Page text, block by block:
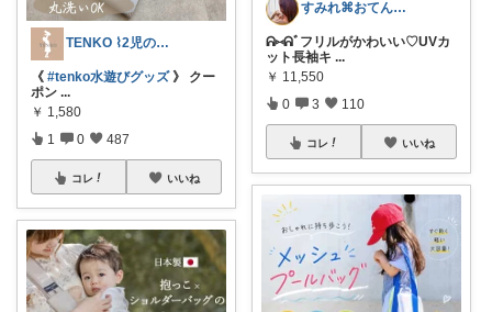
TENKO ⌇2児のママ＊暮らしを便利に
《 #tenko水遊びグッズ》 クー
ポン ...
￥ 1,580
1 0 487
コレ いいね
すみれ⌘おてんば娘との暮らし
ᕱ⑅ᕱﾞフリルがかわいい♡UVカ
ット長袖キ ...
￥ 11,550
0 3 110
コレ いいね